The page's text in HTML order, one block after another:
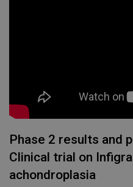
Phase 2 results and
Clinical trial on
achondroplasia